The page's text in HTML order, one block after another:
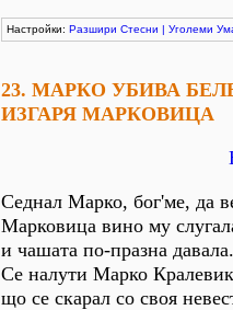
Настройки: Разшири Стесни | Уголеми
23. МАРКО УБИВА
ИЗГАРЯ МАРКОВИЦА
Седнал Марко, бог'ме, да
Марковица вино му
и чашата по-празна давала.
Се налути Марко
що се скарал со своя